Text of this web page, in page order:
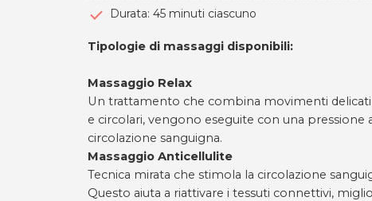
Durata: 45 minuti ciascuno
Tipologie di massaggi disponibili:
Massaggio Relax
Un trattamento che combina movimenti
e circolari, vengono eseguite con una
circolazione sanguigna.
Massaggio Anticellulite
Tecnica mirata che stimola la circolazione
Questo aiuta a riattivare i tessuti connettivi,